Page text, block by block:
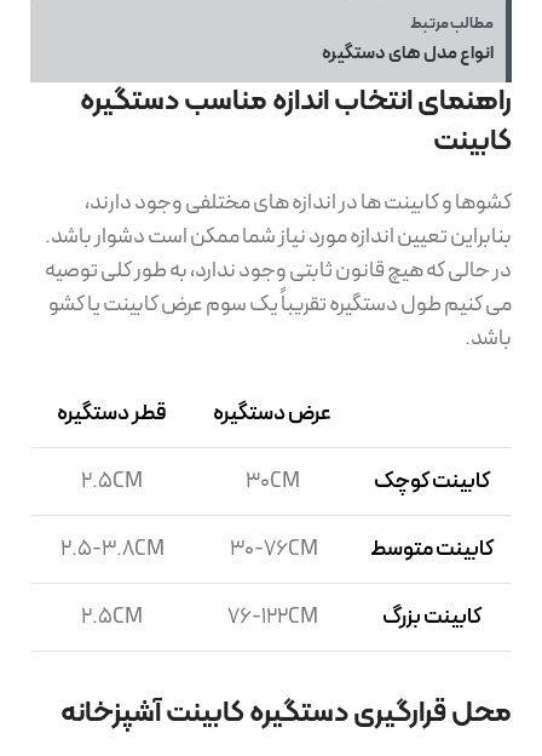
مطالب مرتبط
انواع مدل های دستگیره
راهنمای انتخاب اندازه مناسب دستگیره
کابینت
کشوها و کابینت ها در اندازه های مختلفی وجود دارند،
بنابراین تعیین اندازه مورد نیاز شما ممکن است دشوار باشد.
در حالی که هیچ قانون ثابتی وجود ندارد، به طور کلی توصیه
می کنیم طول دستگیره تقریباً یک سوم عرض کابینت یا کشو
باشد.
عرض دستگیره قطر دستگیره
کابینت کوچک 30CM
2.5CM
کابینت متوسط 30-76CM
2.5-3.8CM
کابینت بزرگ 76-122CM
2.5CM
محل قرارگیری دستگیره کابینت آشپزخانه